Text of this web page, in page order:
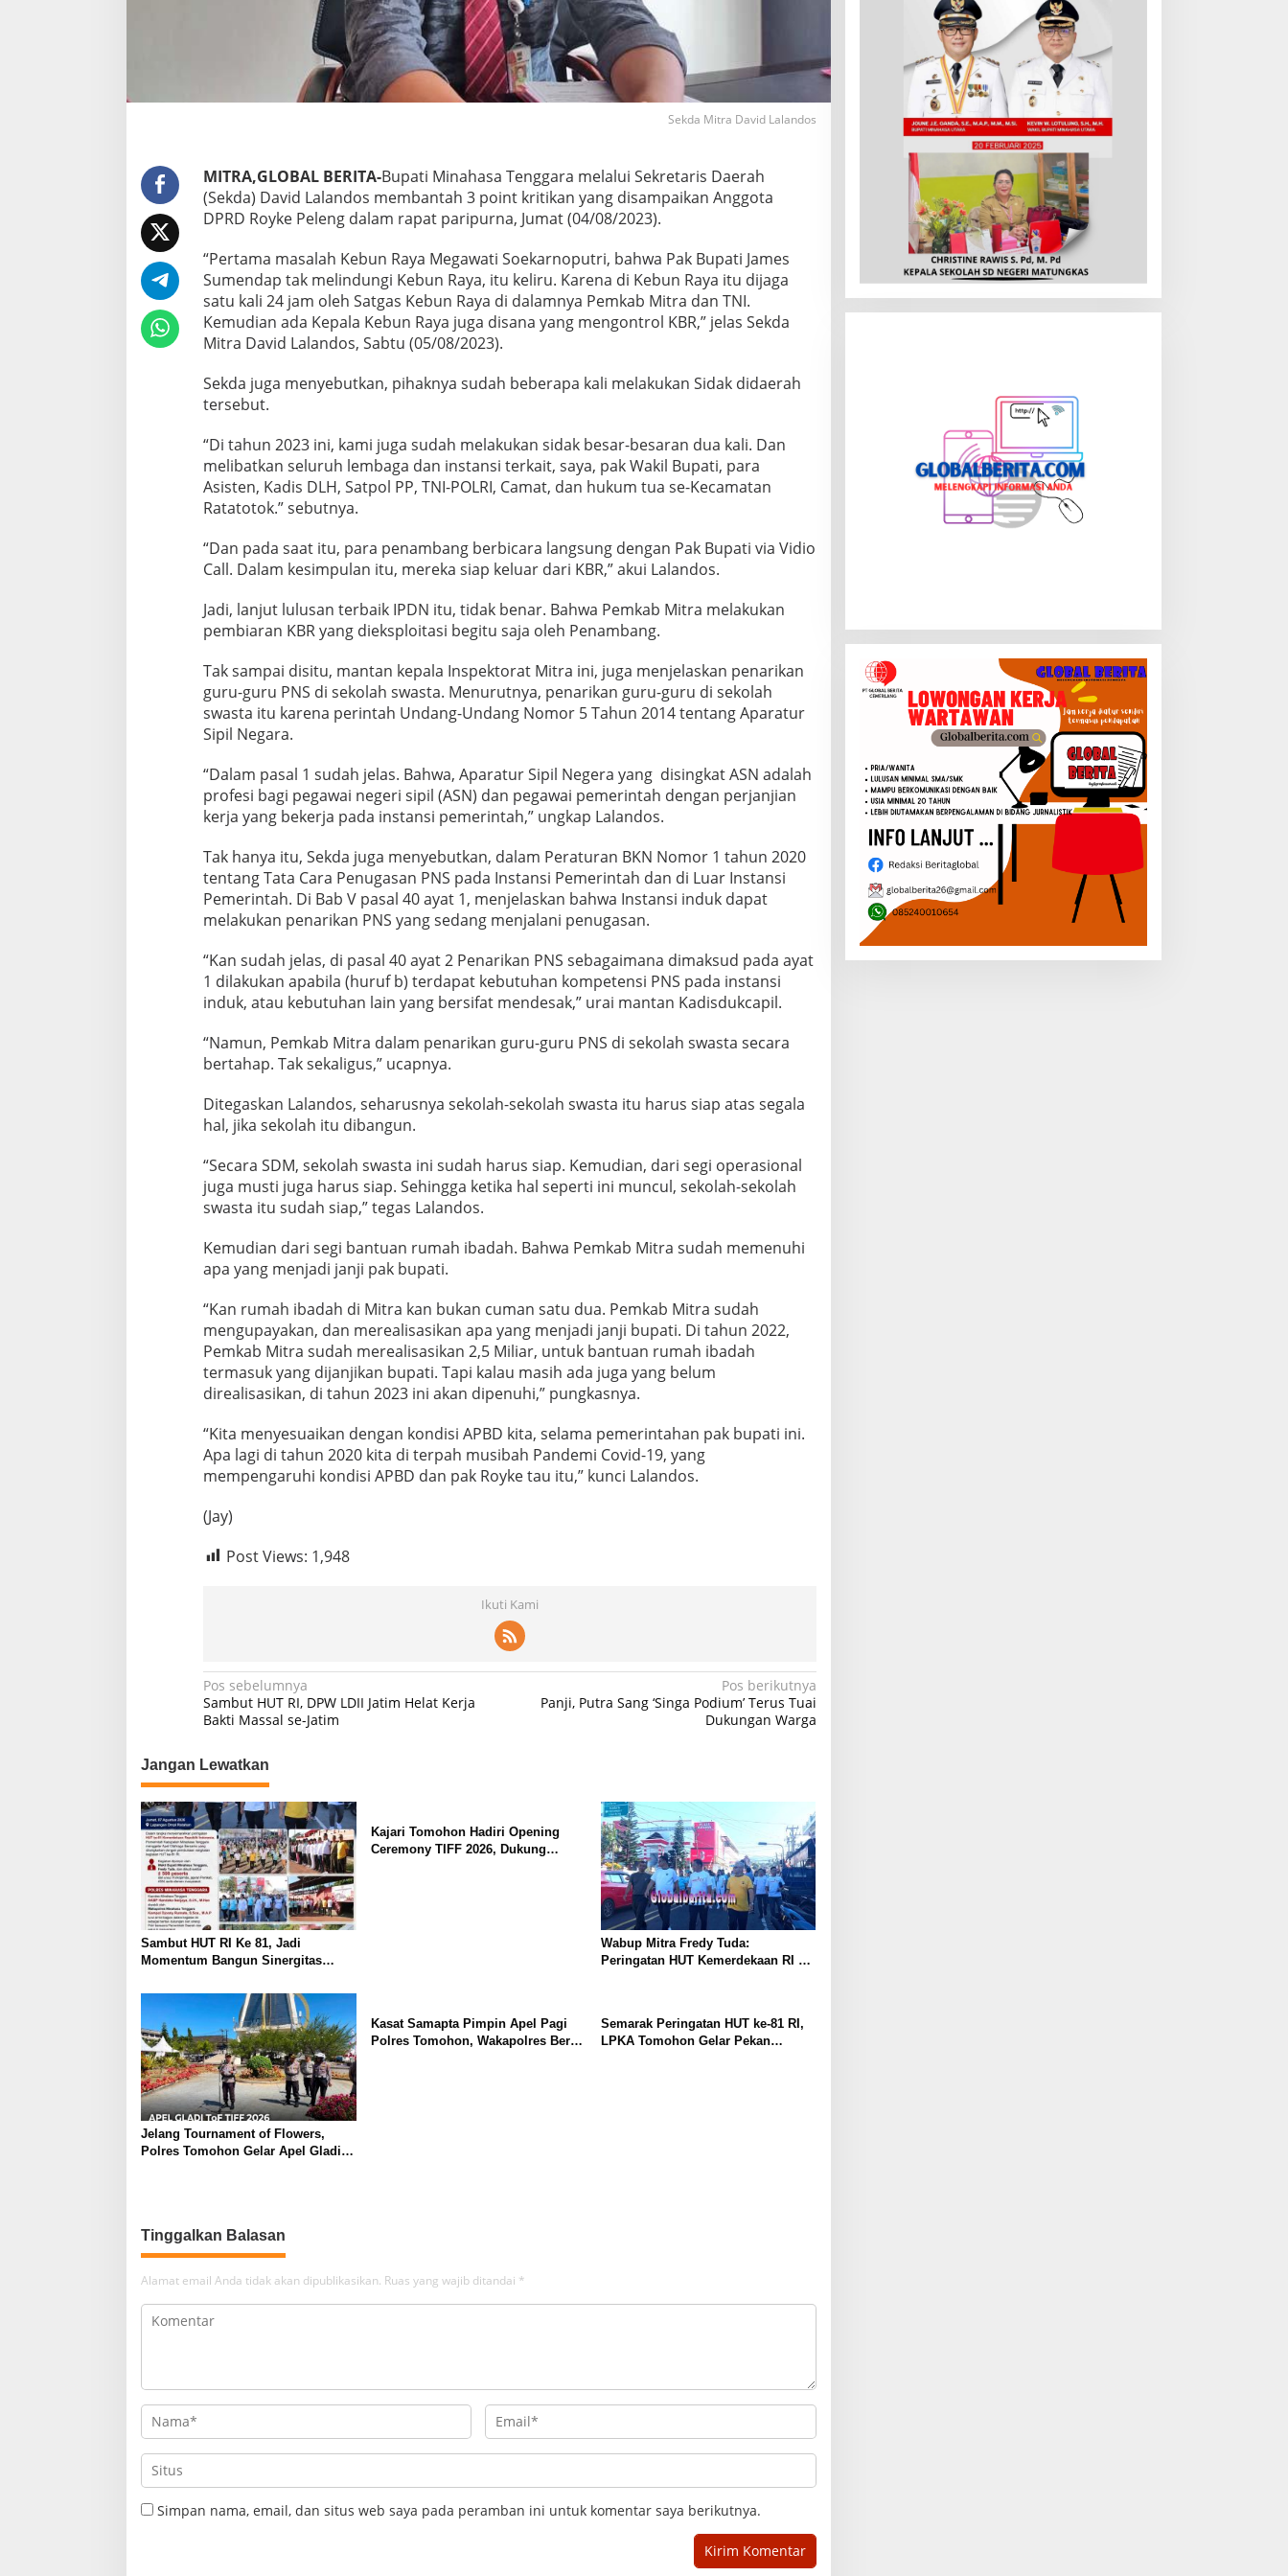
P
e
l
,
i
n
i
e
n
j
e
l
a
a
v
i
d
L
a
a
n
o
Sekda Mitra David Lalandos
MITRA,GLOBAL BERITA-Bupati Minahasa Tenggara melalui Sekretaris Daerah
(Sekda) David Lalandos membantah 3 point kritikan yang disampaikan Anggota
DPRD Royke Peleng dalam rapat paripurna, Jumat (04/08/2023).
“Pertama masalah Kebun Raya Megawati Soekarnoputri, bahwa Pak Bupati James
Sumendap tak melindungi Kebun Raya, itu keliru. Karena di Kebun Raya itu dijaga
satu kali 24 jam oleh Satgas Kebun Raya di dalamnya Pemkab Mitra dan TNI.
Kemudian ada Kepala Kebun Raya juga disana yang mengontrol KBR,” jelas Sekda
Mitra David Lalandos, Sabtu (05/08/2023).
Sekda juga menyebutkan, pihaknya sudah beberapa kali melakukan Sidak didaerah
tersebut.
“Di tahun 2023 ini, kami juga sudah melakukan sidak besar-besaran dua kali. Dan
melibatkan seluruh lembaga dan instansi terkait, saya, pak Wakil Bupati, para
Asisten, Kadis DLH, Satpol PP, TNI-POLRI, Camat, dan hukum tua se-Kecamatan
Ratatotok.” sebutnya.
“Dan pada saat itu, para penambang berbicara langsung dengan Pak Bupati via Vidio
Call. Dalam kesimpulan itu, mereka siap keluar dari KBR,” akui Lalandos.
Jadi, lanjut lulusan terbaik IPDN itu, tidak benar. Bahwa Pemkab Mitra melakukan
pembiaran KBR yang dieksploitasi begitu saja oleh Penambang.
Tak sampai disitu, mantan kepala Inspektorat Mitra ini, juga menjelaskan penarikan
guru-guru PNS di sekolah swasta. Menurutnya, penarikan guru-guru di sekolah
swasta itu karena perintah Undang-Undang Nomor 5 Tahun 2014 tentang Aparatur
Sipil Negara.
“Dalam pasal 1 sudah jelas. Bahwa, Aparatur Sipil Negera yang disingkat ASN adalah
profesi bagi pegawai negeri sipil (ASN) dan pegawai pemerintah dengan perjanjian
kerja yang bekerja pada instansi pemerintah,” ungkap Lalandos.
Tak hanya itu, Sekda juga menyebutkan, dalam Peraturan BKN Nomor 1 tahun 2020
tentang Tata Cara Penugasan PNS pada Instansi Pemerintah dan di Luar Instansi
Pemerintah. Di Bab V pasal 40 ayat 1, menjelaskan bahwa Instansi induk dapat
melakukan penarikan PNS yang sedang menjalani penugasan.
“Kan sudah jelas, di pasal 40 ayat 2 Penarikan PNS sebagaimana dimaksud pada ayat
1 dilakukan apabila (huruf b) terdapat kebutuhan kompetensi PNS pada instansi
induk, atau kebutuhan lain yang bersifat mendesak,” urai mantan Kadisdukcapil.
“Namun, Pemkab Mitra dalam penarikan guru-guru PNS di sekolah swasta secara
bertahap. Tak sekaligus,” ucapnya.
Ditegaskan Lalandos, seharusnya sekolah-sekolah swasta itu harus siap atas segala
hal, jika sekolah itu dibangun.
“Secara SDM, sekolah swasta ini sudah harus siap. Kemudian, dari segi operasional
juga musti juga harus siap. Sehingga ketika hal seperti ini muncul, sekolah-sekolah
swasta itu sudah siap,” tegas Lalandos.
Kemudian dari segi bantuan rumah ibadah. Bahwa Pemkab Mitra sudah memenuhi
apa yang menjadi janji pak bupati.
“Kan rumah ibadah di Mitra kan bukan cuman satu dua. Pemkab Mitra sudah
mengupayakan, dan merealisasikan apa yang menjadi janji bupati. Di tahun 2022,
Pemkab Mitra sudah merealisasikan 2,5 Miliar, untuk bantuan rumah ibadah
termasuk yang dijanjikan bupati. Tapi kalau masih ada juga yang belum
direalisasikan, di tahun 2023 ini akan dipenuhi,” pungkasnya.
“Kita menyesuaikan dengan kondisi APBD kita, selama pemerintahan pak bupati ini.
Apa lagi di tahun 2020 kita di terpah musibah Pandemi Covid-19, yang
mempengaruhi kondisi APBD dan pak Royke tau itu,” kunci Lalandos.
(Jay)
Post Views: 1,948
Ikuti Kami
N
a
i
g
a
s
i
p
o
s
Pos sebelumnya
Sambut HUT RI, DPW LDII Jatim Helat Kerja
Bakti Massal se-Jatim
Pos berikutnya
Panji, Putra Sang ‘Singa Podium’ Terus Tuai
Dukungan Warga
Jangan Lewatkan
Sambut HUT RI Ke 81, Jadi
Momentum Bangun Sinergitas
Kajari Tomohon Hadiri Opening
Ceremony TIFF 2026, Dukung
Wabup Mitra Fredy Tuda:
Peringatan HUT Kemerdekaan RI Ke
Jelang Tournament of Flowers,
Polres Tomohon Gelar Apel Gladi
Kasat Samapta Pimpin Apel Pagi
Polres Tomohon, Wakapolres Beri
Semarak Peringatan HUT ke-81 RI,
LPKA Tomohon Gelar Pekan
Tinggalkan Balasan
Alamat email Anda tidak akan dipublikasikan. Ruas yang wajib ditandai *
Simpan nama, email, dan situs web saya pada peramban ini untuk komentar saya berikutnya.